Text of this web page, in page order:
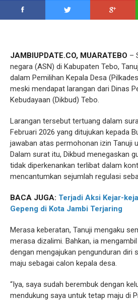
JAMBIUPDATE.CO, MUARATEBO –
negara (ASN) di Kabupaten Tebo,
dalam Pemilihan Kepala Desa
meski mendapat larangan dari Dinas
Kebudayaan (Dikbud) Tebo.
Larangan tersebut tertuang dalam
Februari 2026 yang ditujukan kepada
jawaban atas permohonan izin Tanuji
Dalam surat itu, Dikbud menegaskan
tidak diperkenankan terlibat dalam
mencantumkan sejumlah regulasi
BACA JUGA: Terjadi Aksi Kejar-
Gepeng di Kota Jambi Terjaring
Merasa keberatan, Tanuji mengaku
merasa dizalimi. Bahkan, ia
dengan mengajukan pengunduran diri
maju sebagai calon kepala desa.
“Iya, saya sudah berembuk dengan
mendukung saya untuk tetap maju di